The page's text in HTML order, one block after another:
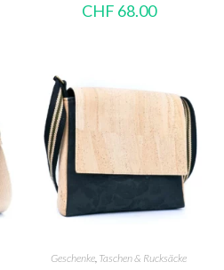
CHF 68.00
Geschenke, Taschen & Rucksäcke